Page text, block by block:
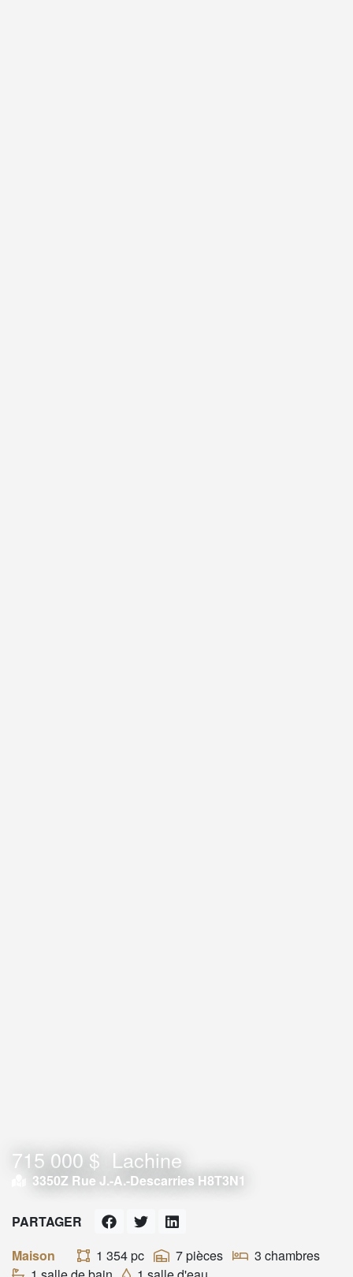
715 000 $ Lachine
3350Z Rue J.-A.-Descarries H8T3N1
Maison 1 354 pc 7 pièces
3 chambres
PARTAGER